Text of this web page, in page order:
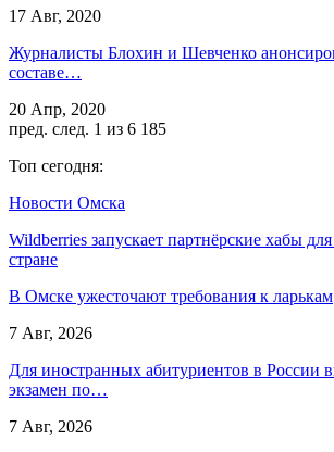
17 Авг, 2020
Журналисты Блохин и Шевченко
составе…
20 Апр, 2020
пред. след. 1 из 6 185
Топ сегодня:
Новости Омска
Wildberries запускает партнёрские хабы
стране
В Омске ужесточают требования к ларькам
7 Авг, 2026
Для иностранных абитуриентов в России
экзамен по…
7 Авг, 2026